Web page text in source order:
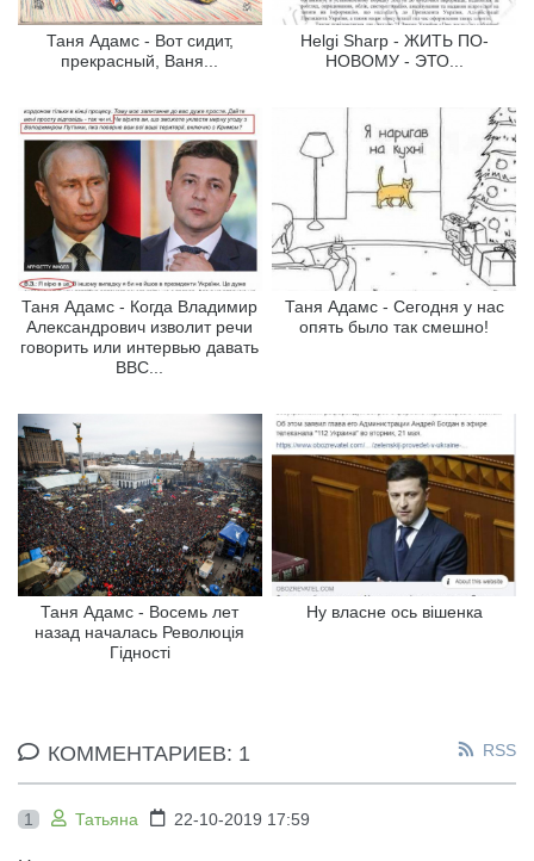
Таня Адамс - Вот сидит,
прекрасный, Ваня...
Helgi Sharp - ЖИТЬ ПО-
НОВОМУ - ЭТО...
Таня Адамс - Когда Владимир
Александрович изволит речи
говорить или интервью давать
ВВС...
Таня Адамс - Сегодня у нас
опять было так смешно!
Таня Адамс - Восемь лет
назад началась Революція
Гідності
Ну власне ось вішенка
КОММЕНТАРИЕВ: 1 RSS
1 Татьяна 22-10-2019 17:59